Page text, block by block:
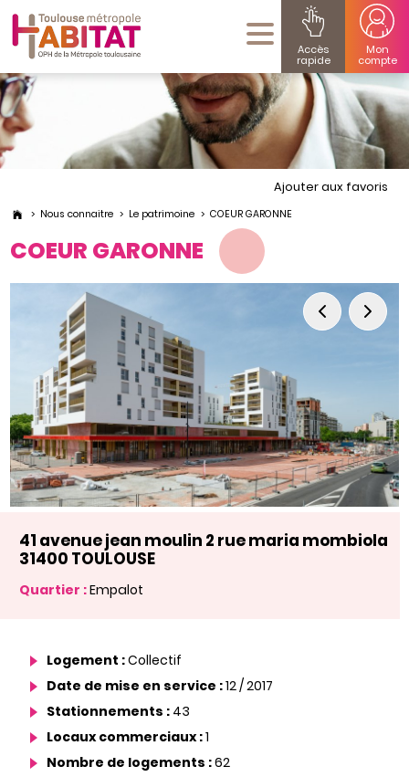
Accès
rapide
Mon
compte
Nous connaitre Le patrimoine COEUR GARONNE
Ajouter aux favoris
COEUR GARONNE
41 avenue jean moulin 2 rue maria mombiola
31400 TOULOUSE
Quartier :Empalot
Logement :Collectif
Date de mise en service :12 / 2017
Stationnements : 43
Locaux commerciaux :1
Nombre de logements :62